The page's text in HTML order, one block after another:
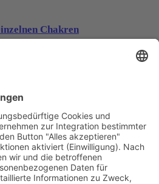
Chakren
und Gesundheit e.V